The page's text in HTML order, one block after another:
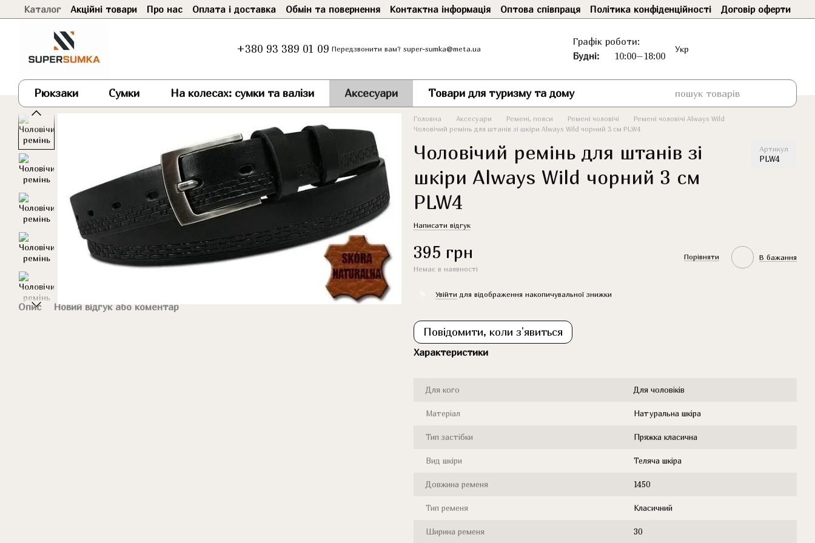
Перейти до основного контенту
Каталог Акційні товари Про нас Оплата і доставка Обмін та повернення Контактна інформація Оптова співпраця Політика конфіденційності Договір оферти
+380 93 389 01 09 Передзвонити вам? super-sumka@meta.ua
Графік роботи:
Будні:
10:00–18:00
Укр
Рюкзаки Сумки На колесах: сумки та валізи Аксесуари Товари для туризму та дому
Опис Новий відгук або коментар
Головна Аксесуари Ремені, пояси Ремені чоловічі
Ремені чоловічі Always Wild
Чоловічий ремінь для штанів зі шкіри Always Wild чорний 3 см PLW4
Чоловічий ремінь для штанів зі
шкіри Always Wild чорний 3 см
PLW4
Артикул
PLW4
Написати відгук
395 грн
Немає в наявності
Порівняти В бажання
Увійти для відображення накопичувальної знижки
Повідомити, коли з'явиться
Характеристики
Для кого Для чоловіків
Матеріал Натуральна шкіра
Тип застібки Пряжка класична
Вид шкіри Теляча шкіра
Довжина ременя 1450
Тип ременя Класичний
Ширина ременя 30